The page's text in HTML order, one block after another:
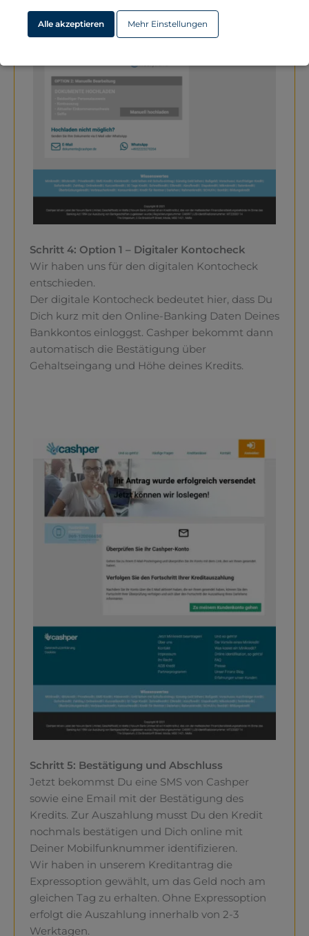
Schritt 4: Option 1 – Digitaler Kontocheck
Wir haben uns für den digitalen Kontocheck
entschieden.
Der digitale Kontocheck bedeutet hier, dass Du
Dich kurz mit den Online-Banking Daten Deines
Bankkontos einloggst. Cashper bekommt dann
automatisch die Bestätigung über
Gehaltseingang und Höhe deines Kredits.
Schritt 5: Bestätigung und Abschluss
Jetzt bekommst Du eine SMS von Cashper
sowie eine Email mit der Bestätigung des
Kredits. Zur Auszahlung musst Du den Kredit
nochmals bestätigen und Dich online mit
Deiner Mobilfunknummer identifizieren.
Wir haben in unserem Kreditantrag die
Expressoption gewählt, um das Geld noch am
gleichen Tag zu erhalten. Ohne Expressoption
erfolgt die Auszahlung innerhalb von 2-3
Werktagen.
Alle akzeptieren Mehr Einstellungen